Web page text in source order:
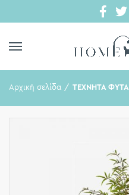
Αρχική σελίδα ΤΕΧΝΗΤΑ ΦΥΤΑ